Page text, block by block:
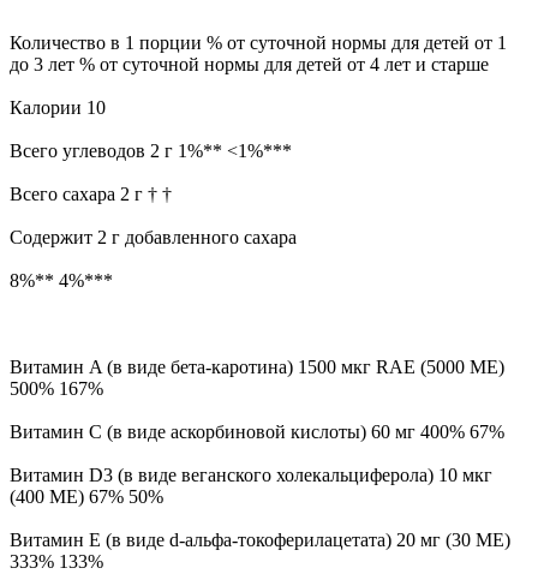
Количество в 1 порции % от суточной нормы для детей от 1
до 3 лет % от суточной нормы для детей от 4 лет и старше
Калории 10
Всего углеводов 2 г 1%** <1%***
Всего сахара 2 г † †
Содержит 2 г добавленного сахара
8%** 4%***
Витамин A (в виде бета-каротина) 1500 мкг RAE (5000 МЕ)
500% 167%
Витамин C (в виде аскорбиновой кислоты) 60 мг 400% 67%
Витамин D3 (в виде веганского холекальциферола) 10 мкг
(400 МЕ) 67% 50%
Витамин E (в виде d-альфа-токоферилацетата) 20 мг (30 МЕ)
333% 133%